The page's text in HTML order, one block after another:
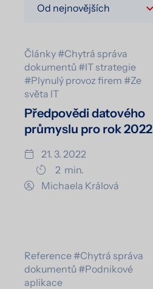
Články #Chytrá správa
dokumentů #IT strategie
#Plynulý provoz firem #Ze
světa IT
Předpovědi datového
průmyslu pro rok 2022
21. 3. 2022
2 min.
Michaela Králová
Reference #Chytrá správa
dokumentů #Podnikové
aplikace